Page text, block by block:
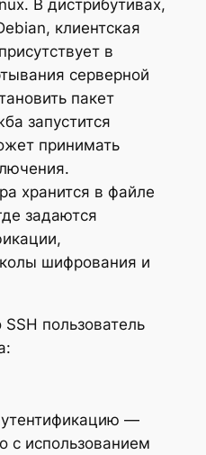
В дистрибутивах,
клиентская
в
серверной
пакет
запустится
принимать
хранится в файле
задаются
шифрования и
пользователь
—
с использованием